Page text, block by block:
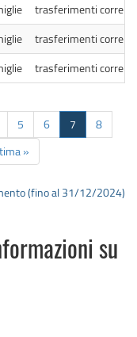
trasferimenti correnti
trasferimenti correnti
trasferimenti correnti
5 6 7
8
»
(fino al 31/12/2024)
su